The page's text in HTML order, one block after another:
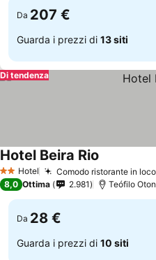
Da 207 €
Guarda i prezzi di 13 siti
Di tendenza
2 StelleHotel Comodo ristorante in loco
Hotel Beira Rio
8,0 Ottima 2.981 Teófilo
Da 28 €
Guarda i prezzi di 10 siti